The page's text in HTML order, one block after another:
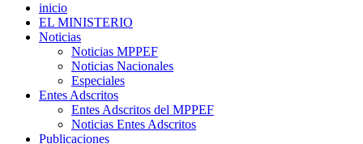
inicio
EL MINISTERIO
Noticias
Noticias MPPEF
Noticias Nacionales
Especiales
Entes Adscritos
Entes Adscritos del MPPEF
Noticias Entes Adscritos
Publicaciones